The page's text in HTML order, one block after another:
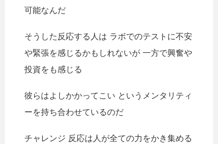
可能なんだ
そうした反応する人は ラボでのテストに不安
や緊張を感じるかもしれないが 一方で興奮や
投資をも感じる
彼らはよしかかってこい というメンタリティ
ーを持ち合わせているのだ
チャレンジ 反応は人が全ての力をかき集める